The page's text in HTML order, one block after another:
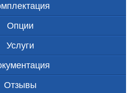
Опции
Услуги
Отзывы